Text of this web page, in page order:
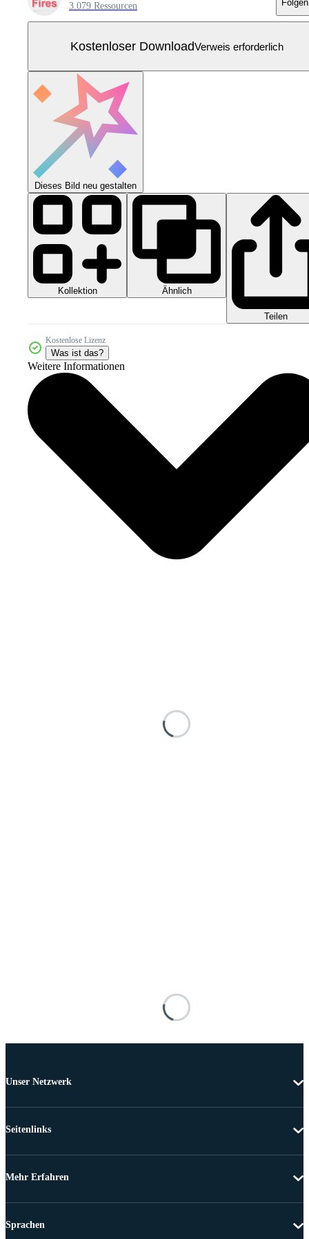
3.079 Ressourcen Folgen
Kostenloser DownloadVerweis erforderlich
Dieses Bild neu gestalten
Kollektion Ähnlich
Teilen
Kostenlose Lizenz
Was ist das?
Weitere Informationen
Unser Netzwerk
Seitenlinks
Mehr Erfahren
Sprachen